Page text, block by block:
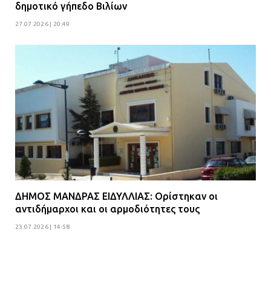
δημοτικό γήπεδο Βιλίων
27.07.2026 | 20:49
ΔΗΜΟΣ ΜΑΝΔΡΑΣ ΕΙΔΥΛΛΙΑΣ: Ορίστηκαν οι
αντιδήμαρχοι και οι αρμοδιότητες τους
23.07.2026 | 14:58